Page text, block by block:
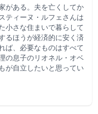
がある。夫を亡くしてか
ティーヌ・ルフェさんは
小さな住まいで暮らして
るほうが経済的に安く済
ば、必要なものはすべて
の息子のリオネル・オベ
が自立したいと思ってい